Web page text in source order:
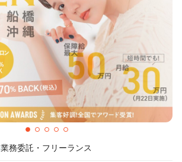
業務委託・フリーランス